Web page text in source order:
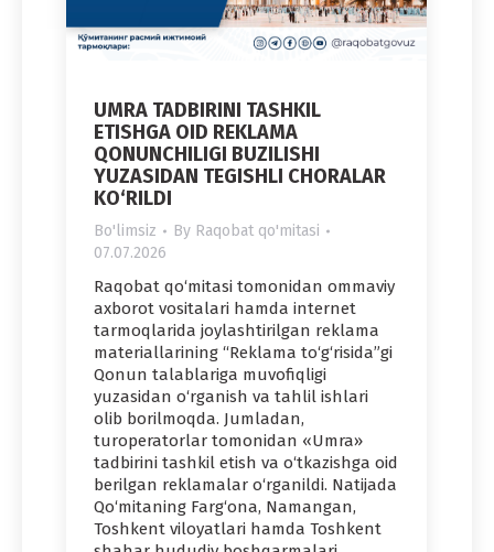
UMRA TADBIRINI TASHKIL
ETISHGA OID REKLAMA
QONUNCHILIGI BUZILISHI
YUZASIDAN TEGISHLI CHORALAR
KO‘RILDI
Bo'limsiz By Raqobat qo'mitasi
07.07.2026
Raqobat qo‘mitasi tomonidan ommaviy
axborot vositalari hamda internet
tarmoqlarida joylashtirilgan reklama
materiallarining “Reklama to‘g‘risida”gi
Qonun talablariga muvofiqligi
yuzasidan o‘rganish va tahlil ishlari
olib borilmoqda. Jumladan,
turoperatorlar tomonidan «Umra»
tadbirini tashkil etish va o‘tkazishga oid
berilgan reklamalar o‘rganildi. Natijada
Qo‘mitaning Farg‘ona, Namangan,
Toshkent viloyatlari hamda Toshkent